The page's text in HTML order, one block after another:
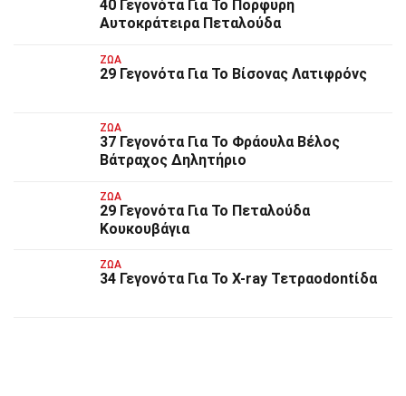
40 Γεγονότα Για Το Πορφυρή
Αυτοκράτειρα Πεταλούδα
ΖΏΑ
29 Γεγονότα Για Το Βίσονας Λατιφρόνς
ΖΏΑ
37 Γεγονότα Για Το Φράουλα Βέλος
Βάτραχος Δηλητήριο
ΖΏΑ
29 Γεγονότα Για Το Πεταλούδα
Κουκουβάγια
ΖΏΑ
34 Γεγονότα Για Το Χ-ray Τετραodontίδα